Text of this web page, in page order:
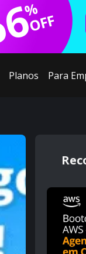
%
OFF
Planos Para